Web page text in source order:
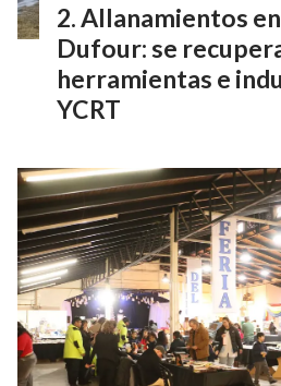
Allanamientos
Dufour: se
herramientas e
YCRT